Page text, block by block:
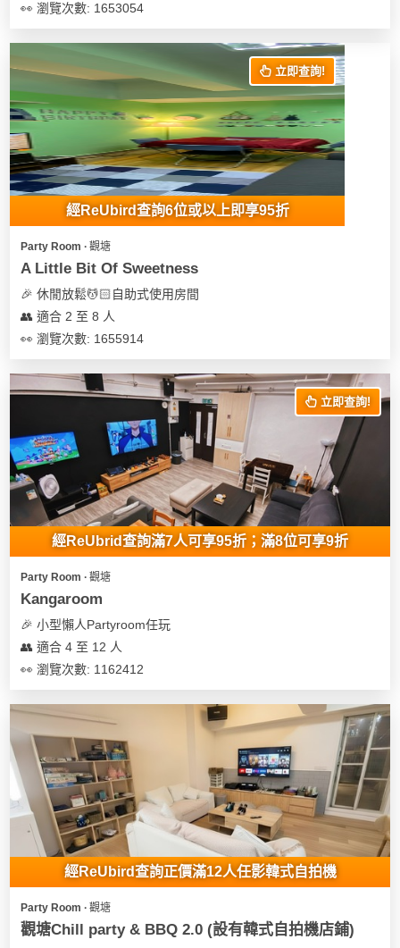
地
佈
用
品
即
食
即
煮
列
會
及
拍
餐
BBQ
場
奇
玩
驗
作
工
作
戶
外
樂
遊
動
禮
親
子
活
動
神
情
侶
心
願
清
單
們
關
我
們
👀 瀏覽次數: 1653054
立即查詢!
經ReUbird查詢6位或以上即享95折
Party Room ∙ 觀塘
A Little Bit Of Sweetness
🎉 休閒放鬆💆🏻自助式使用房間
👥 適合 2 至 8 人
👀 瀏覽次數: 1655914
立即查詢!
經ReUbrid查詢滿7人可享95折；滿8位可享9折
Party Room ∙ 觀塘
Kangaroom
🎉 小型懶人Partyroom任玩
👥 適合 4 至 12 人
👀 瀏覽次數: 1162412
經ReUbird查詢正價滿12人任影韓式自拍機
Party Room ∙ 觀塘
觀塘Chill party & BBQ 2.0 (設有韓式自拍機店鋪)